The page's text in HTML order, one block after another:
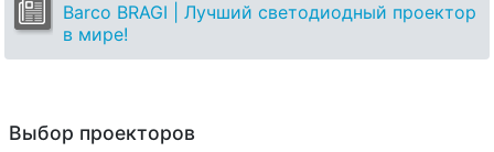
Barco BRAGI | Лучший светодиодный проектор
в мире!
Выбор проекторов